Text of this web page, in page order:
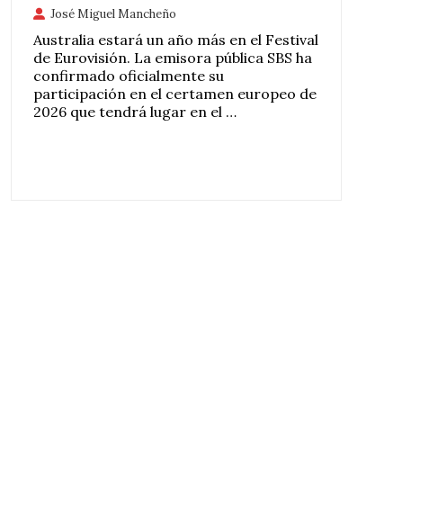
José Miguel Mancheño
Australia estará un año más en el Festival
de Eurovisión. La emisora pública SBS ha
confirmado oficialmente su
participación en el certamen europeo de
2026 que tendrá lugar en el …